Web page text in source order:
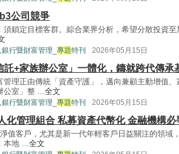
公司競爭
須鎖定目標客群。綜合業界分析，希望分散投資
行暨財富管理_ 專題特刊 2026年05月15日
託+家族辦公室」一體化，鑄就跨代傳承
管理正由傳統「資產守護」，邁向兼顧主動增值
公室」整 ...全文
行暨財富管理_ 專題特刊 2026年05月15日
化管理組合 私募資產代幣化 金融機構必
值客戶，尤其是新一代年輕客戶日益關注的領域
本地 ...全文